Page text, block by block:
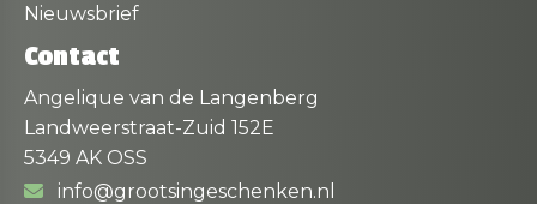
Nieuwsbrief
Contact
Angelique van de Langenberg
Landweerstraat-Zuid 152E
5349 AK OSS
info@grootsingeschenken.nl